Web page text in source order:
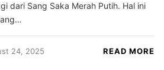
dari Sang Saka Merah Putih. Hal ini
24, 2025 READ MORE